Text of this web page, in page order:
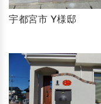
宇都宮市 Y様邸